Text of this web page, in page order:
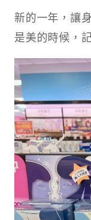
新的一年，讓
是美的時候，